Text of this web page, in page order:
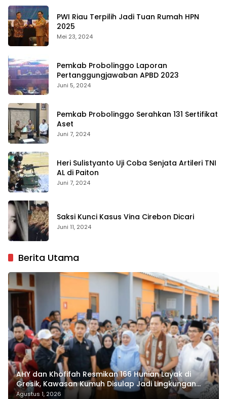
PWI Riau Terpilih Jadi Tuan Rumah HPN
2025
Mei 23, 2024
Pemkab Probolinggo Laporan
Pertanggungjawaban APBD 2023
Juni 5, 2024
Pemkab Probolinggo Serahkan 131 Sertifikat
Aset
Juni 7, 2024
Heri Sulistyanto Uji Coba Senjata Artileri TNI
AL di Paiton
Juni 7, 2024
Saksi Kunci Kasus Vina Cirebon Dicari
Juni 11, 2024
Berita Utama
AHY dan Khofifah Resmikan 166 Hunian Layak di
Gresik, Kawasan Kumuh Disulap Jadi Lingkungan
ASRI
Agustus 1, 2026